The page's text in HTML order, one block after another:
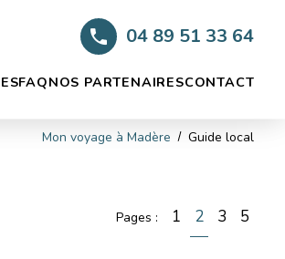
04 89 51 33 64
FAQNOS PARTENAIRESCONTACT
Mon voyage à Madère Guide local
Pages : 1 2 3 5